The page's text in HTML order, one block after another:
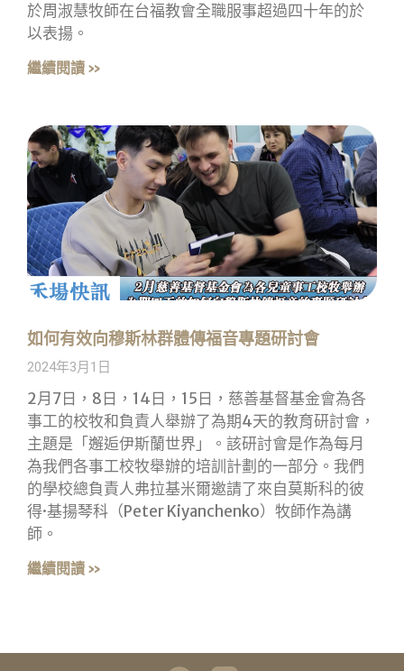
於周淑慧牧師在台福教會全職服事超過四十年的於
以表揚。
繼續閱讀 »
如何有效向穆斯林群體傳福音專題研討會
2024年3月1日
2月7日，8日，14日，15日，慈善基督基金會為各
事工的校牧和負責人舉辦了為期4天的教育研討會，
主題是「邂逅伊斯蘭世界」。該研討會是作為每月
為我們各事工校牧舉辦的培訓計劃的一部分。我們
的學校總負責人弗拉基米爾邀請了來自莫斯科的彼
得·基揚琴科（Peter Kiyanchenko）牧師作為講
師。
繼續閱讀 »